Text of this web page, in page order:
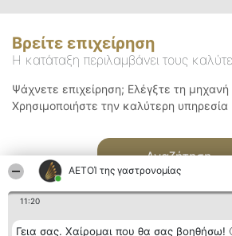
ΑΕΤΟΊ της γαστρονομίας
11:20
Γεια σας. Χαίρομαι που θα σας βοηθήσω!
Βρείτε επιχείρηση
Η κατάταξη περιλαμβάνει τους
Ψάχνετε επιχείρηση; Ελέγξτε τη
Χρησιμοποιήστε την καλύτερη υπηρεσία
Αναζήτηση